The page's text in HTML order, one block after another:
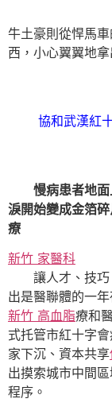
牛土豪則從悍馬
西，小心翼翼地
協和武漢紅十
慢病患者地面
淚開始變成金箔
療
新竹 家醫科
讓人才、技巧
出是醫聯體的一
新竹 高血脂療和
式托管市紅十字
家下沉、資本共享
出摸索城市中間
程序。